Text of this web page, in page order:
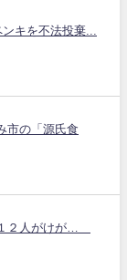
キを不法投棄...
市の「源氏食
１２人がけが…